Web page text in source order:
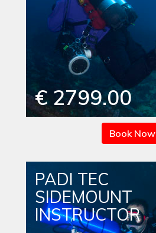
€ 2799.00
Book Now
PADI TEC
SIDEMOUNT
INSTRUCTOR